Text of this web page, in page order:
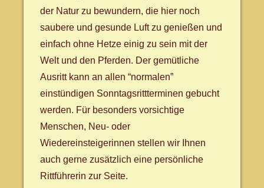
der Natur zu bewundern, die hier noch
saubere und gesunde Luft zu genießen und
einfach ohne Hetze einig zu sein mit der
Welt und den Pferden. Der gemütliche
Ausritt kann an allen “normalen”
einstündigen Sonntagsrittterminen gebucht
werden. Für besonders vorsichtige
Menschen, Neu- oder
Wiedereinsteigerinnen stellen wir Ihnen
auch gerne zusätzlich eine persönliche
Rittführerin zur Seite.